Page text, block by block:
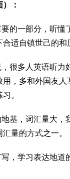
：
的一部分，听
适自镇世己的和
很多人英语听
，多和外国友
。
基，词汇量大
量的方式之一。
，学习表达地道